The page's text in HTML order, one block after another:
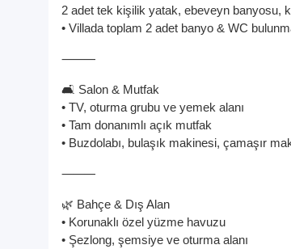
2 adet tek kişilik yatak, ebeveyn banyosu,
• Villada toplam 2 adet banyo & WC
⸻
🛋️ Salon & Mutfak
• TV, oturma grubu ve yemek alanı
• Tam donanımlı açık mutfak
• Buzdolabı, bulaşık makinesi, çamaşır
⸻
🌿 Bahçe & Dış Alan
• Korunaklı özel yüzme havuzu
• Şezlong, şemsiye ve oturma alanı